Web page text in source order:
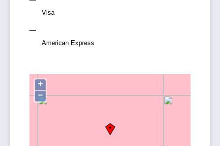
Visa
American Express
+
−